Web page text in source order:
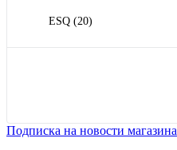
ESQ (20)
Подписка на новости магазина